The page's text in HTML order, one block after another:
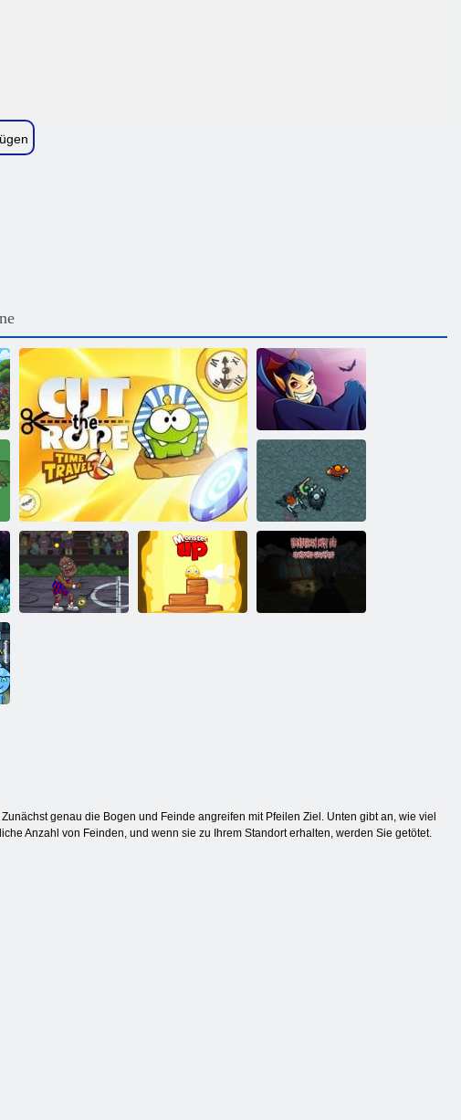
Vampirizatsiya
Letzte Lieferung
genau die Bogen und Feinde angreifen mit Pfeilen Ziel. Unten gibt an, wie viel
Anzahl von Feinden, und wenn sie zu Ihrem Standort erhalten, werden Sie getötet.